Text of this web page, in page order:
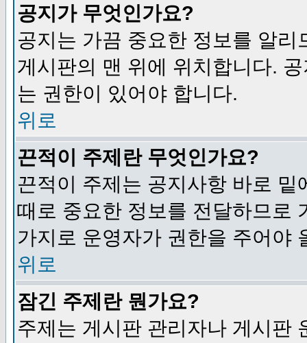
공지가 무엇인가요?
공지는 가끔 중요한 정보를 알
게시판의 맨 위에 위치합니다.
는 권한이 있어야 합니다.
위로
끈적이 주제란 무엇인가요?
끈적이 주제는 공지사항 바로
때로 중요한 정보를 전달하므로
가지로 운영자가 권한을 주어야
위로
잠긴 주제란 뭔가요?
주제는 게시판 관리자나 게시판